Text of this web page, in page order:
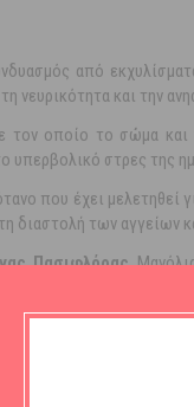
από
νευρικότητα και την
τον οποίο το σώμα
υπερβολικό στρες της
που έχει μελετηθεί
των αγγείων
,Πασιφλόρας,
για την ψυχή.''